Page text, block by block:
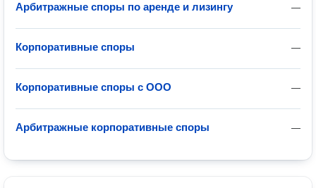
—
Арбитражные споры по аренде и лизингу
—
Корпоративные споры
—
Корпоративные споры с ООО
—
Арбитражные корпоративные споры